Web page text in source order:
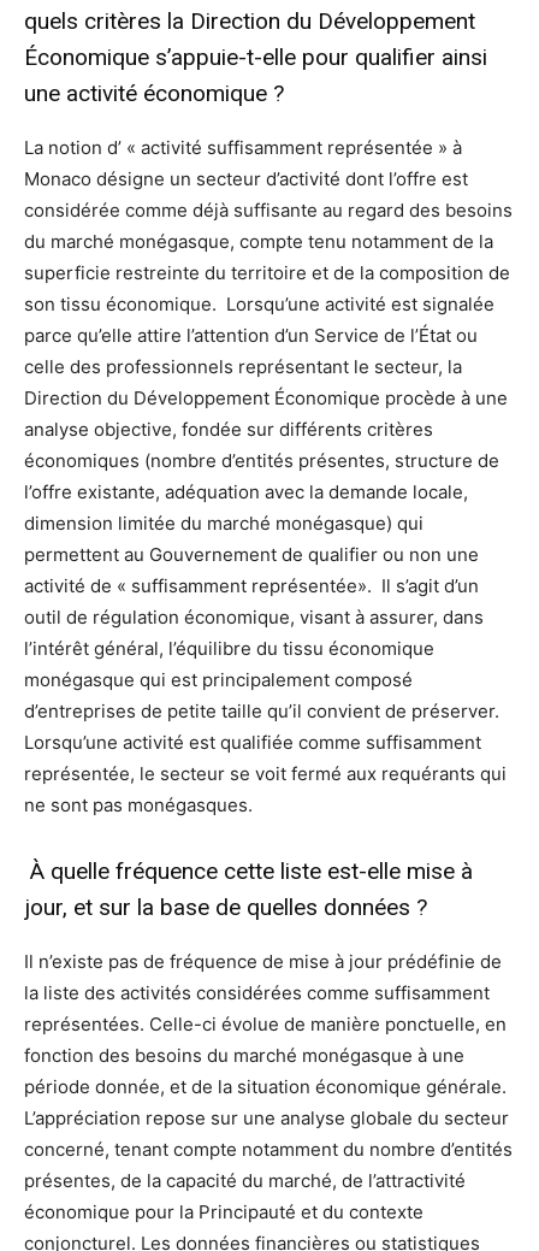
quels critères la Direction du Développement
Économique s’appuie-t-elle pour qualifier ainsi
une activité économique ?
La notion d’ « activité suffisamment représentée » à
Monaco désigne un secteur d’activité dont l’offre est
considérée comme déjà suffisante au regard des besoins
du marché monégasque, compte tenu notamment de la
superficie restreinte du territoire et de la composition de
son tissu économique. Lorsqu’une activité est signalée
parce qu’elle attire l’attention d’un Service de l’État ou
celle des professionnels représentant le secteur, la
Direction du Développement Économique procède à une
analyse objective, fondée sur différents critères
économiques (nombre d’entités présentes, structure de
l’offre existante, adéquation avec la demande locale,
dimension limitée du marché monégasque) qui
permettent au Gouvernement de qualifier ou non une
activité de « suffisamment représentée». Il s’agit d’un
outil de régulation économique, visant à assurer, dans
l’intérêt général, l’équilibre du tissu économique
monégasque qui est principalement composé
d’entreprises de petite taille qu’il convient de préserver.
Lorsqu’une activité est qualifiée comme suffisamment
représentée, le secteur se voit fermé aux requérants qui
ne sont pas monégasques.
À quelle fréquence cette liste est-elle mise à
jour, et sur la base de quelles données ?
Il n’existe pas de fréquence de mise à jour prédéfinie de
la liste des activités considérées comme suffisamment
représentées. Celle-ci évolue de manière ponctuelle, en
fonction des besoins du marché monégasque à une
période donnée, et de la situation économique générale.
L’appréciation repose sur une analyse globale du secteur
concerné, tenant compte notamment du nombre d’entités
présentes, de la capacité du marché, de l’attractivité
économique pour la Principauté et du contexte
conjoncturel. Les données financières ou statistiques